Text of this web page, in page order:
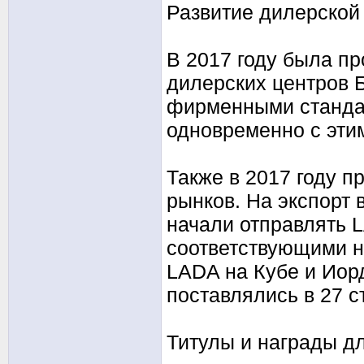
Развитие
В 2017 году была
дилерских центров
фирменными
одновременно с
Также в 2017 году
рынков. На экспорт
начали отправлять
соответствующими
LADA на Кубе и
поставлялись в 27
Титулы и награды